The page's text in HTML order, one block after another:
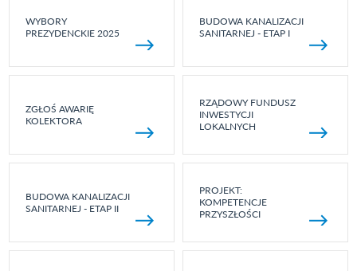
WYBORY
PREZYDENCKIE 2025
BUDOWA KANALIZACJI
SANITARNEJ - ETAP I
ZGŁOŚ AWARIĘ
KOLEKTORA
RZĄDOWY FUNDUSZ
INWESTYCJI
LOKALNYCH
BUDOWA KANALIZACJI
SANITARNEJ - ETAP II
PROJEKT:
KOMPETENCJE
PRZYSZŁOŚCI